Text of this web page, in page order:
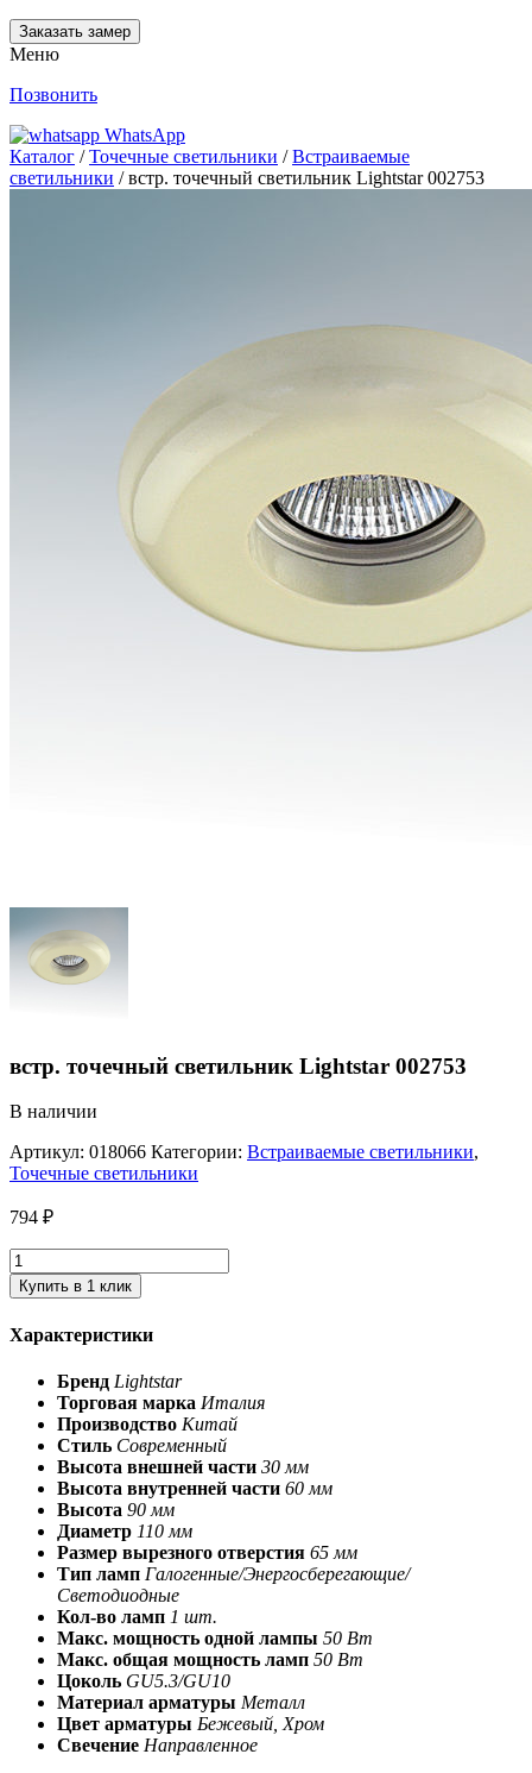
Заказать замер
Меню
Позвонить
WhatsApp
Каталог /Точечные светильники /Встраиваемые
светильники / встр. точечный светильник Lightstar 002753
встр. точечный светильник Lightstar 002753
В наличии
Артикул: 018066 Категории: Встраиваемые светильники,
Точечные светильники
794 ₽
Купить в 1 клик
Характеристики
Бренд Lightstar
Торговая марка Италия
Производство Китай
Стиль Современный
Высота внешней части 30 мм
Высота внутренней части 60 мм
Высота 90 мм
Диаметр 110 мм
Размер вырезного отверстия 65 мм
Тип ламп Галогенные/Энергосберегающие/
Светодиодные
Кол-во ламп 1 шт.
Макс. мощность одной лампы 50 Вт
Макс. общая мощность ламп 50 Вт
Цоколь GU5.3/GU10
Материал арматуры Металл
Цвет арматуры Бежевый, Хром
Свечение Направленное